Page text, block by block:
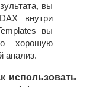
вы
внутри
вы
хорошую
анализ.
использовать